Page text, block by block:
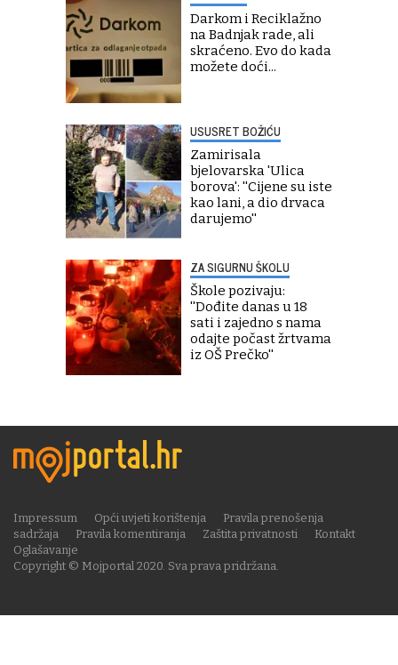
Darkom i Reciklažno
na Badnjak rade, ali
skraćeno. Evo do kada
možete doći...
USUSRET BOŽIĆU
Zamirisala
bjelovarska 'Ulica
borova': ''Cijene su iste
kao lani, a dio drvaca
darujemo''
ZA SIGURNU ŠKOLU
Škole pozivaju:
''Dođite danas u 18
sati i zajedno s nama
odajte počast žrtvama
iz OŠ Prečko''
Copyright © Mojportal 2020. Sva prava pridržana.
Impressum Opći uvjeti korištenja
Pravila prenošenja
sadržaja
Pravila komentiranja Zaštita privatnosti
Kontakt
Oglašavanje